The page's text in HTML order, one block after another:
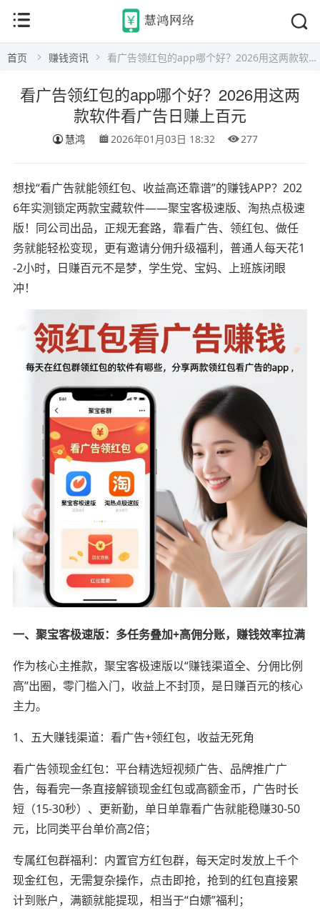
首页 赚钱资讯 看广告领红包的app哪个好？2026用这两款软件看广告日赚上百元
看广告领红包的app哪个好？2026用这两
款软件看广告日赚上百元
慧鸿 2026年01月03日 18:32 277
想找“看广告就能领红包、收益高还靠谱”的赚钱APP？202
6年实测锁定两款宝藏软件——聚宝客极速版、淘热点极速
版！同公司出品，正规无套路，靠看广告、领红包、做任
务就能轻松变现，更有邀请分佣升级福利，普通人每天花1
-2小时，日赚百元不是梦，学生党、宝妈、上班族闭眼
冲！
一、聚宝客极速版：多任务叠加+高佣分账，赚钱效率拉满
作为核心主推款，聚宝客极速版以“赚钱渠道全、分佣比例
高”出圈，零门槛入门，收益上不封顶，是日赚百元的核心
主力。
1、五大赚钱渠道：看广告+领红包，收益无死角
看广告领现金红包：平台精选短视频广告、品牌推广广
告，每看完一条直接解锁现金红包或高额金币，广告时长
短（15-30秒）、更新勤，单日单靠看广告就能稳赚30-50
元，比同类平台单价高2倍；
专属红包群福利：内置官方红包群，每天定时发放上千个
现金红包，无需复杂操作，点击即抢，抢到的红包直接累
计到账户，满额就能提现，相当于“白嫖”福利；